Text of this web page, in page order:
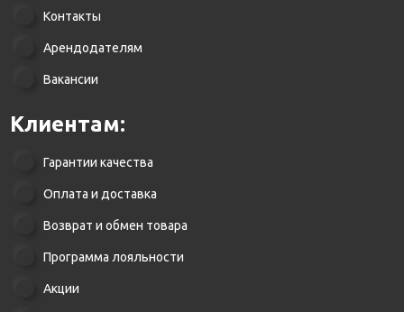
Контакты
Арендодателям
Вакансии
Клиентам:
Гарантии качества
Оплата и доставка
Возврат и обмен товара
Программа лояльности
Акции